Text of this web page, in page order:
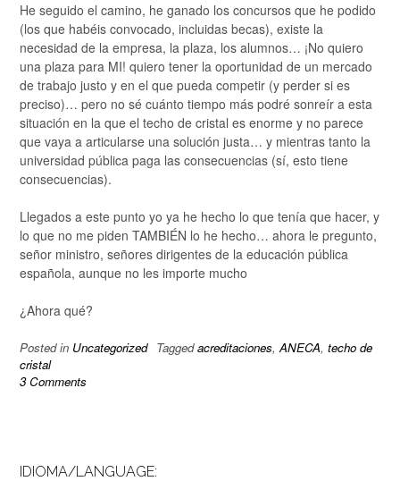
He seguido el camino, he ganado los concursos que he podido
(los que habéis convocado, incluidas becas), existe la
necesidad de la empresa, la plaza, los alumnos… ¡No quiero
una plaza para MI! quiero tener la oportunidad de un mercado
de trabajo justo y en el que pueda competir (y perder si es
preciso)… pero no sé cuánto tiempo más podré sonreír a esta
situación en la que el techo de cristal es enorme y no parece
que vaya a articularse una solución justa… y mientras tanto la
universidad pública paga las consecuencias (sí, esto tiene
consecuencias).
Llegados a este punto yo ya he hecho lo que tenía que hacer, y
lo que no me piden TAMBIÉN lo he hecho… ahora le pregunto,
señor ministro, señores dirigentes de la educación pública
española, aunque no les importe mucho
¿Ahora qué?
Posted in Uncategorized Taggedacreditaciones,ANECA, techo de
cristal
3 Comments
IDIOMA/LANGUAGE: